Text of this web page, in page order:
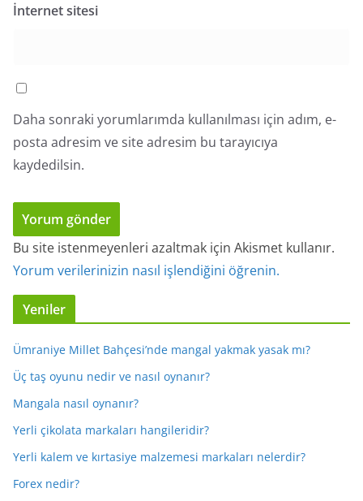
İnternet sitesi
Daha sonraki yorumlarımda kullanılması için adım, e-
posta adresim ve site adresim bu tarayıcıya
kaydedilsin.
Bu site istenmeyenleri azaltmak için Akismet kullanır.
Yorum verilerinizin nasıl işlendiğini öğrenin.
Yeniler
Ümraniye Millet Bahçesi’nde mangal yakmak yasak mı?
Üç taş oyunu nedir ve nasıl oynanır?
Mangala nasıl oynanır?
Yerli çikolata markaları hangileridir?
Yerli kalem ve kırtasiye malzemesi markaları nelerdir?
Forex nedir?